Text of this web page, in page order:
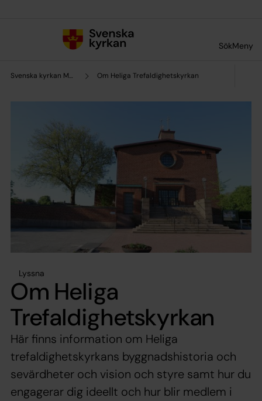
SökMeny
Svenska kyrkan Malmö Om Heliga Trefaldighetskyrkan
Lyssna
Om Heliga
Trefaldighetskyrkan
Här finns information om Heliga
trefaldighetskyrkans byggnadshistoria och
sevärdheter och vision och styre samt hur du
engagerar dig ideellt och hur blir medlem i